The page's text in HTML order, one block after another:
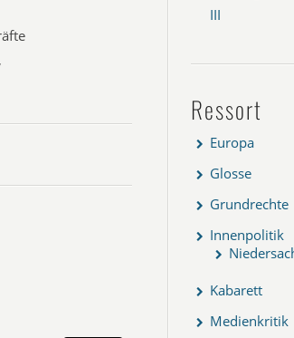
III
Ressort
Europa
Glosse
Grundrechte
Innenpolitik
Kabarett
Medienkritik